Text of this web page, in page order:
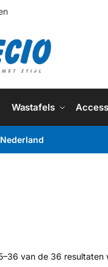
Wastafels
van de 36 resultaten